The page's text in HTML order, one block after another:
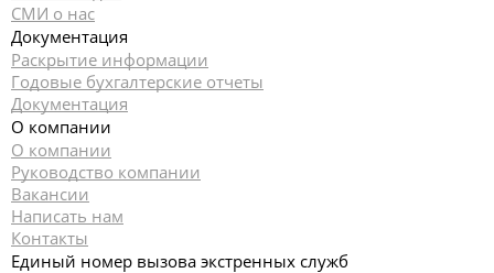
СМИ о нас
Документация
Раскрытие информации
Годовые бухгалтерские отчеты
Документация
О компании
О компании
Руководство компании
Вакансии
Написать нам
Контакты
Единый номер вызова экстренных служб